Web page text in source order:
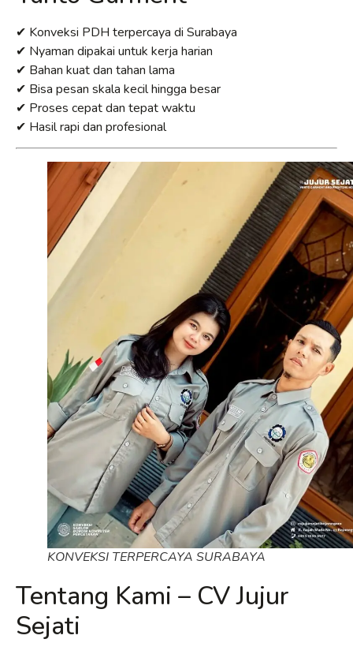
✔ Konveksi PDH terpercaya di Surabaya
✔ Nyaman dipakai untuk kerja harian
✔ Bahan kuat dan tahan lama
✔ Bisa pesan skala kecil hingga besar
✔ Proses cepat dan tepat waktu
✔ Hasil rapi dan profesional
KONVEKSI TERPERCAYA SURABAYA
Tentang Kami – CV Jujur
Sejati